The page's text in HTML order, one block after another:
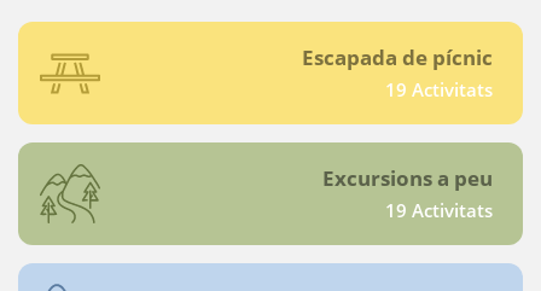
Escapada de pícnic
19 Activitats
Excursions a peu
19 Activitats